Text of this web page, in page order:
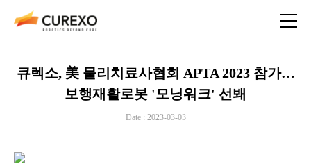
큐렉소, 美 물리치료사협회 APTA 2023 참가…
보행재활로봇 '모닝워크' 선봬
Date : 2023-03-03